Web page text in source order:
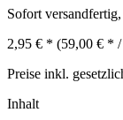
Sofort
2,95 € * (59,00 € *
Preise inkl.
Inhalt